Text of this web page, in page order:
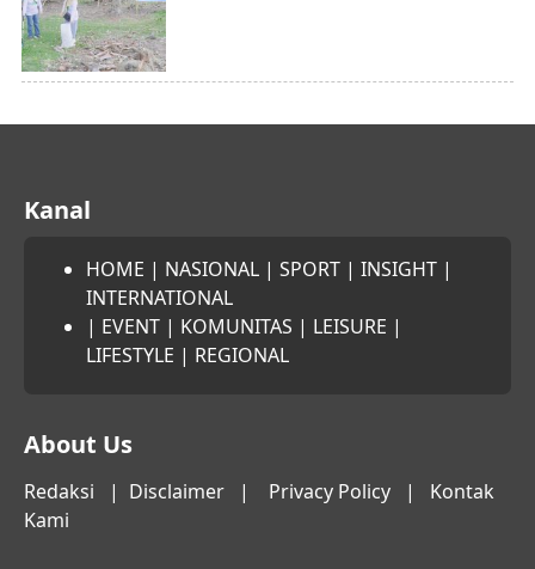
Kanal
HOME | NASIONAL | SPORT | INSIGHT |
INTERNATIONAL
| EVENT | KOMUNITAS | LEISURE |
LIFESTYLE | REGIONAL
About Us
Redaksi | Disclaimer | Privacy Policy | Kontak
Kami